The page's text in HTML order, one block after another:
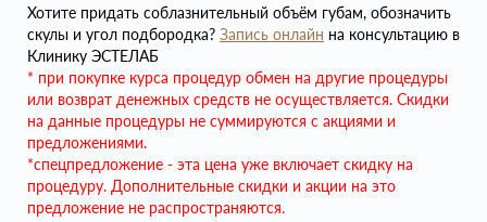
Хотите придать соблазнительный объём губам, обозначить
скулы и угол подбородка? Запись онлайн на консультацию в
Клинику ЭСТЕЛАБ
* при покупке курса процедур обмен на другие процедуры
или возврат денежных средств не осуществляется. Скидки
на данные процедуры не суммируются с акциями и
предложениями.
*спецпредложение - эта цена уже включает скидку на
процедуру. Дополнительные скидки и акции на это
предложение не распространяются.